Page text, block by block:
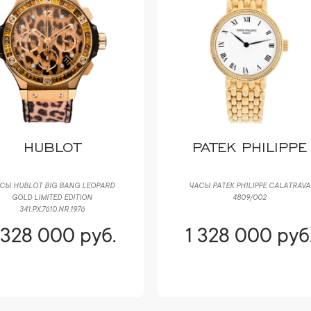
PATEK PHILIPPE
PATEK PHILIPPE CALATRAVA
4809/002
328 000 руб.
ROLEX
ЧАСЫ ROLEX DATEJUST 36 ММ
1 328 000